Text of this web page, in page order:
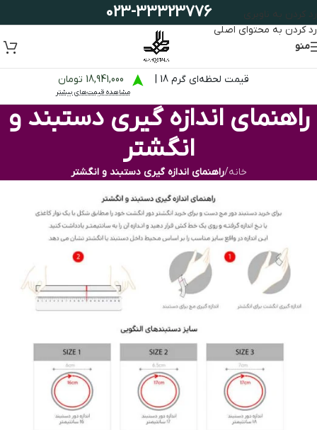
رد کردن به ناوبری
رد کردن به محتوای اصلی
023-33323776
منو
قیمت لحظه‌ای گرم 18 | 18,941,000 تومان
مشاهده قیمت‌های بیشتر
راهنمای اندازه گیری دستبند و
انگشتر
خانه/راهنمای اندازه گیری دستبند و انگشتر